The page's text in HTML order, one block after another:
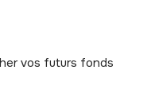
vos futurs fonds